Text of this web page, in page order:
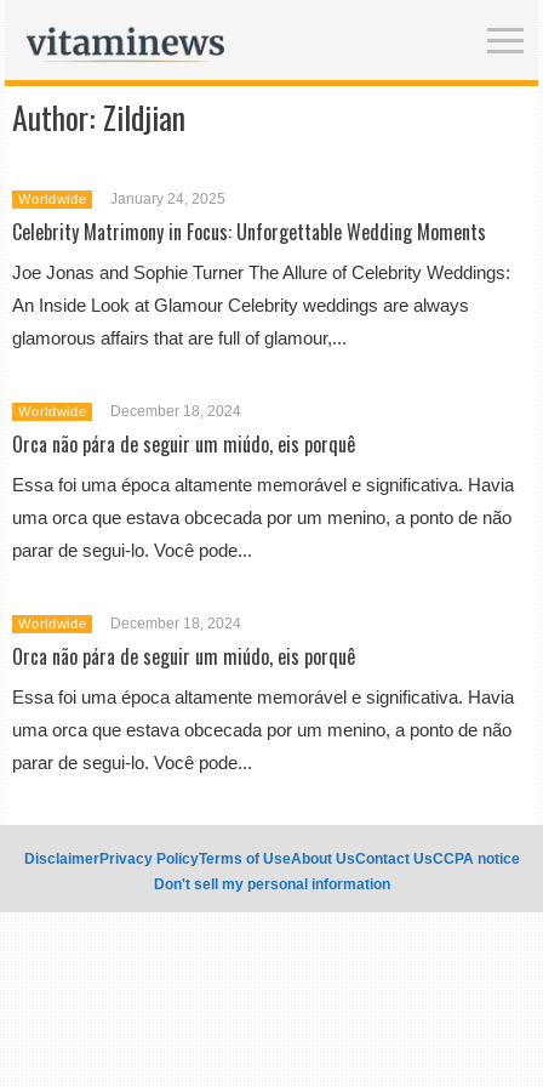
Author: Zildjian
Worldwide January 24, 2025
Celebrity Matrimony in Focus: Unforgettable Wedding Moments
Joe Jonas and Sophie Turner The Allure of Celebrity Weddings:
An Inside Look at Glamour Celebrity weddings are always
glamorous affairs that are full of glamour,...
Worldwide December 18, 2024
Orca não pára de seguir um miúdo, eis porquê
Essa foi uma época altamente memorável e significativa. Havia
uma orca que estava obcecada por um menino, a ponto de não
parar de segui-lo. Você pode...
Worldwide December 18, 2024
Orca não pára de seguir um miúdo, eis porquê
Essa foi uma época altamente memorável e significativa. Havia
uma orca que estava obcecada por um menino, a ponto de não
parar de segui-lo. Você pode...
DisclaimerPrivacy PolicyTerms of UseAbout UsContact UsCCPA notice
Don't sell my personal information